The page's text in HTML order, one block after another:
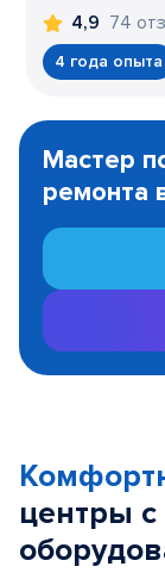
4,9 74
4 года опыта
1
Мастер
ремонта
центры